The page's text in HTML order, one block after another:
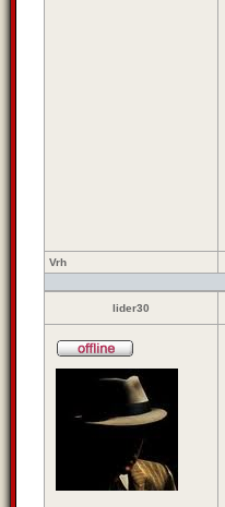
Vrh
lider30